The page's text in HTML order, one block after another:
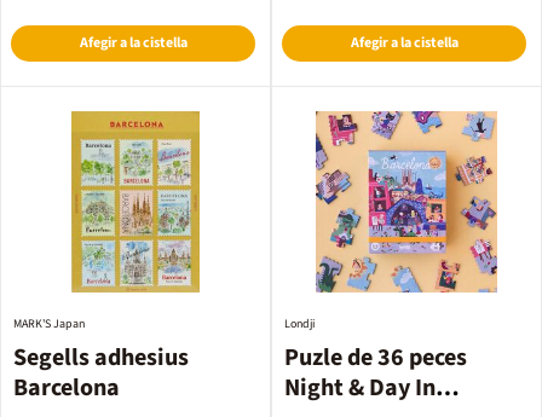
Afegir a la cistella Afegir a la cistella
Segells adhesius
Barcelona
MARK'S Japan
Puzle de 36 peces
Night & Day In
Londji